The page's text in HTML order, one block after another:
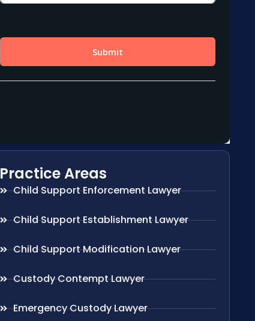
Practice Areas
Child Support Enforcement Lawyer
Child Support Establishment Lawyer
Child Support Modification Lawyer
Custody Contempt Lawyer
Emergency Custody Lawyer